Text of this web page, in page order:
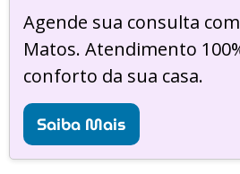
Agende sua consulta com
Matos. Atendimento
conforto da sua casa.
Saiba Mais